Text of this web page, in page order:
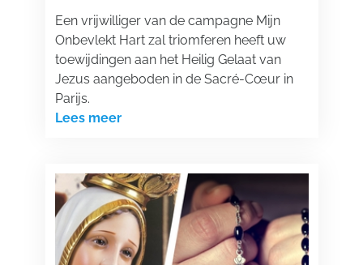
Een vrijwilliger van de campagne Mijn
Onbevlekt Hart zal triomferen heeft uw
toewijdingen aan het Heilig Gelaat van
Jezus aangeboden in de Sacré-Cœur in
Parijs.
Lees meer